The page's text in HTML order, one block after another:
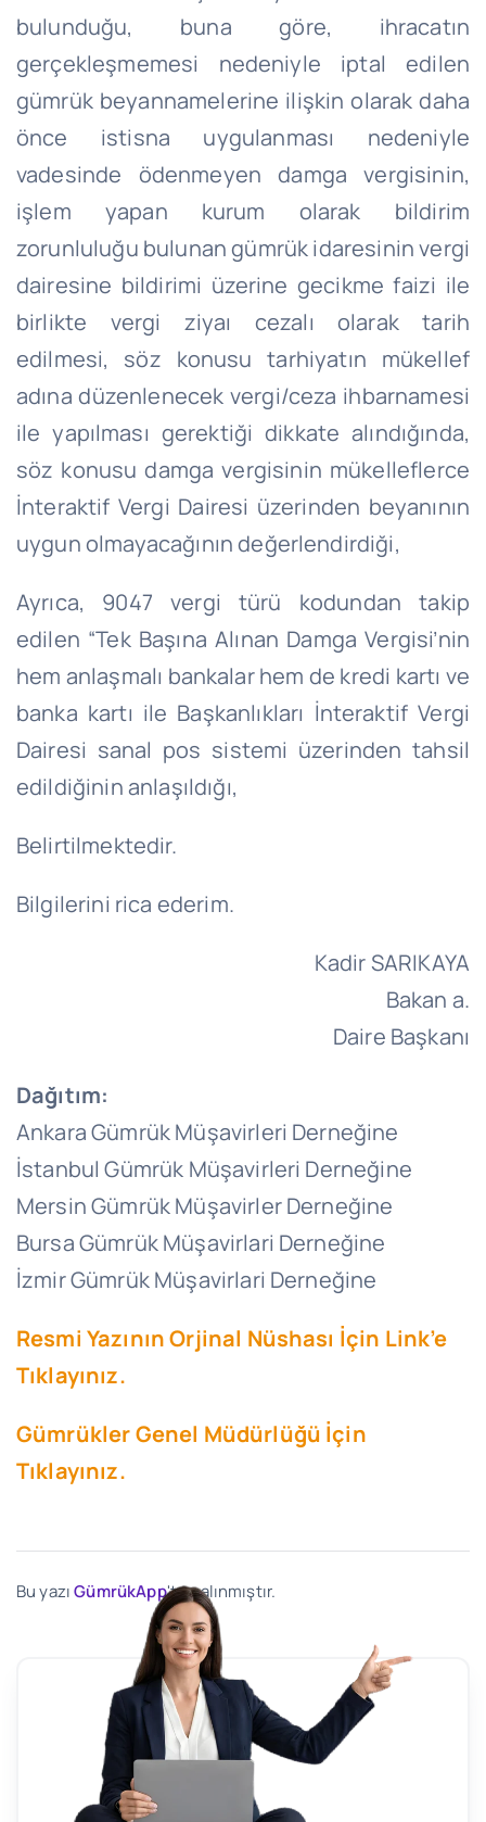
bulunduğu, buna göre, ihracatın
gerçekleşmemesi nedeniyle iptal edilen
gümrük beyannamelerine ilişkin olarak daha
önce istisna uygulanması nedeniyle
vadesinde ödenmeyen damga vergisinin,
işlem yapan kurum olarak bildirim
zorunluluğu bulunan gümrük idaresinin vergi
dairesine bildirimi üzerine gecikme faizi ile
birlikte vergi ziyaı cezalı olarak tarih
edilmesi, söz konusu tarhiyatın mükellef
adına düzenlenecek vergi/ceza ihbarnamesi
ile yapılması gerektiği dikkate alındığında,
söz konusu damga vergisinin mükelleflerce
İnteraktif Vergi Dairesi üzerinden beyanının
uygun olmayacağının değerlendirdiği,
Ayrıca, 9047 vergi türü kodundan takip
edilen “Tek Başına Alınan Damga Vergisi’nin
hem anlaşmalı bankalar hem de kredi kartı ve
banka kartı ile Başkanlıkları İnteraktif Vergi
Dairesi sanal pos sistemi üzerinden tahsil
edildiğinin anlaşıldığı,
Belirtilmektedir.
Bilgilerini rica ederim.
Kadir SARIKAYA
Bakan a.
Daire Başkanı
Dağıtım:
Ankara Gümrük Müşavirleri Derneğine
İstanbul Gümrük Müşavirleri Derneğine
Mersin Gümrük Müşavirler Derneğine
Bursa Gümrük Müşavirlari Derneğine
İzmir Gümrük Müşavirlari Derneğine
Resmi Yazının Orjinal Nüshası İçin Link’e
Tıklayınız.
Gümrükler Genel Müdürlüğü İçin
Tıklayınız.
Bu yazıGümrükApp'ten alınmıştır.